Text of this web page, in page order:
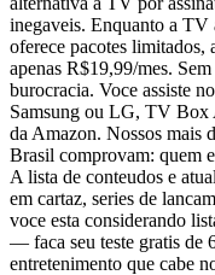
inegaveis. Enquanto a TV
oferece pacotes
apenas R$19,99/mes.
burocracia. Voce assiste
Samsung ou LG, TV Box
da Amazon. Nossos mais
Brasil comprovam: quem
A lista de conteudos e
em cartaz, series de
voce esta considerando
— faca seu teste gratis de
entretenimento que cabe